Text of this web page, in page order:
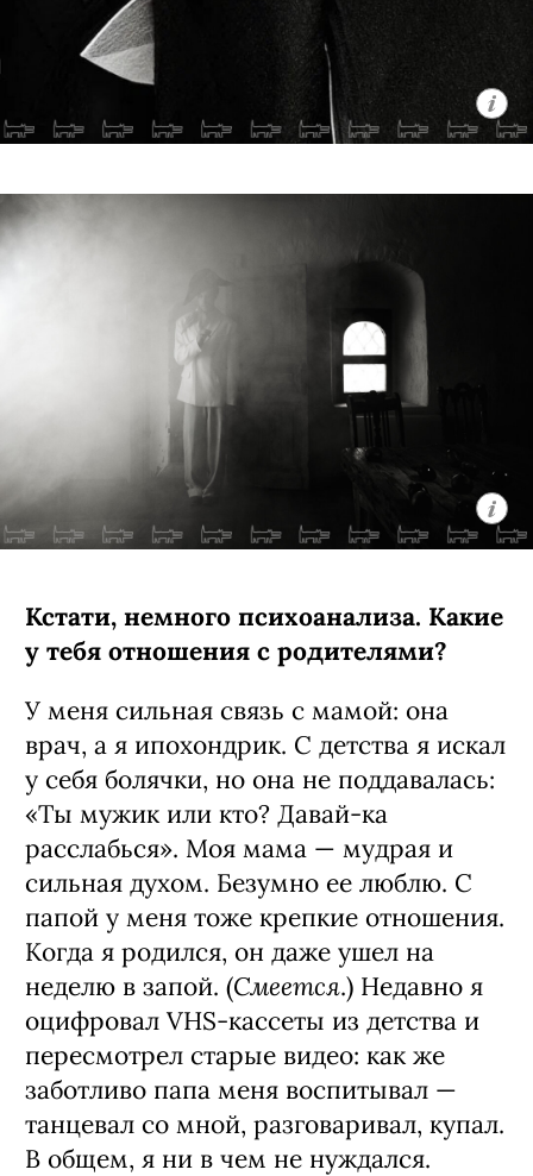
Кстати, немного психоанализа. Какие
у тебя отношения с родителями?
У меня сильная связь с мамой: она
врач, а я ипохондрик. С детства я искал
у себя болячки, но она не поддавалась:
«Ты мужик или кто? Давай-ка
расслабься». Моя мама — мудрая и
сильная духом. Безумно ее люблю. С
папой у меня тоже крепкие отношения.
Когда я родился, он даже ушел на
неделю в запой. (Смеется.) Недавно я
оцифровал VHS-кассеты из детства и
пересмотрел старые видео: как же
заботливо папа меня воспитывал —
танцевал со мной, разговаривал, купал.
В общем, я ни в чем не нуждался.